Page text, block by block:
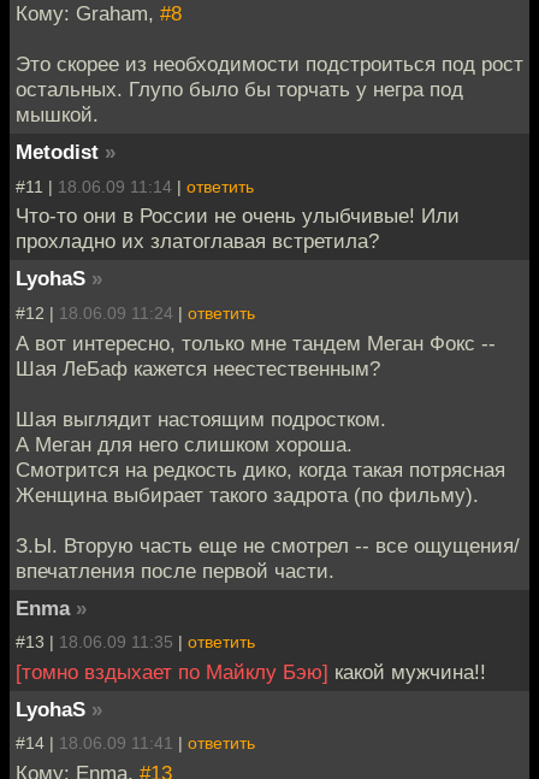
Кому: Graham, #8
Это скорее из необходимости подстроиться под рост
остальных. Глупо было бы торчать у негра под
мышкой.
Metodist »
#11 | 18.06.09 11:14 | ответить
Что-то они в России не очень улыбчивые! Или
прохладно их златоглавая встретила?
LyohaS »
#12 | 18.06.09 11:24 | ответить
А вот интересно, только мне тандем Меган Фокс --
Шая ЛеБаф кажется неестественным?
Шая выглядит настоящим подростком.
А Меган для него слишком хороша.
Смотрится на редкость дико, когда такая потрясная
Женщина выбирает такого задрота (по фильму).
З.Ы. Вторую часть еще не смотрел -- все ощущения/
впечатления после первой части.
Enma »
#13 | 18.06.09 11:35 | ответить
[томно вздыхает по Майклу Бэю] какой мужчина!!
LyohaS »
#14 | 18.06.09 11:41 | ответить
Кому: Enma, #13